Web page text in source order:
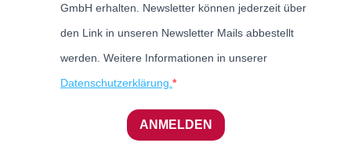
GmbH erhalten. Newsletter können jederzeit über
den Link in unseren Newsletter Mails abbestellt
werden. Weitere Informationen in unserer
Datenschutzerklärung.
ANMELDEN